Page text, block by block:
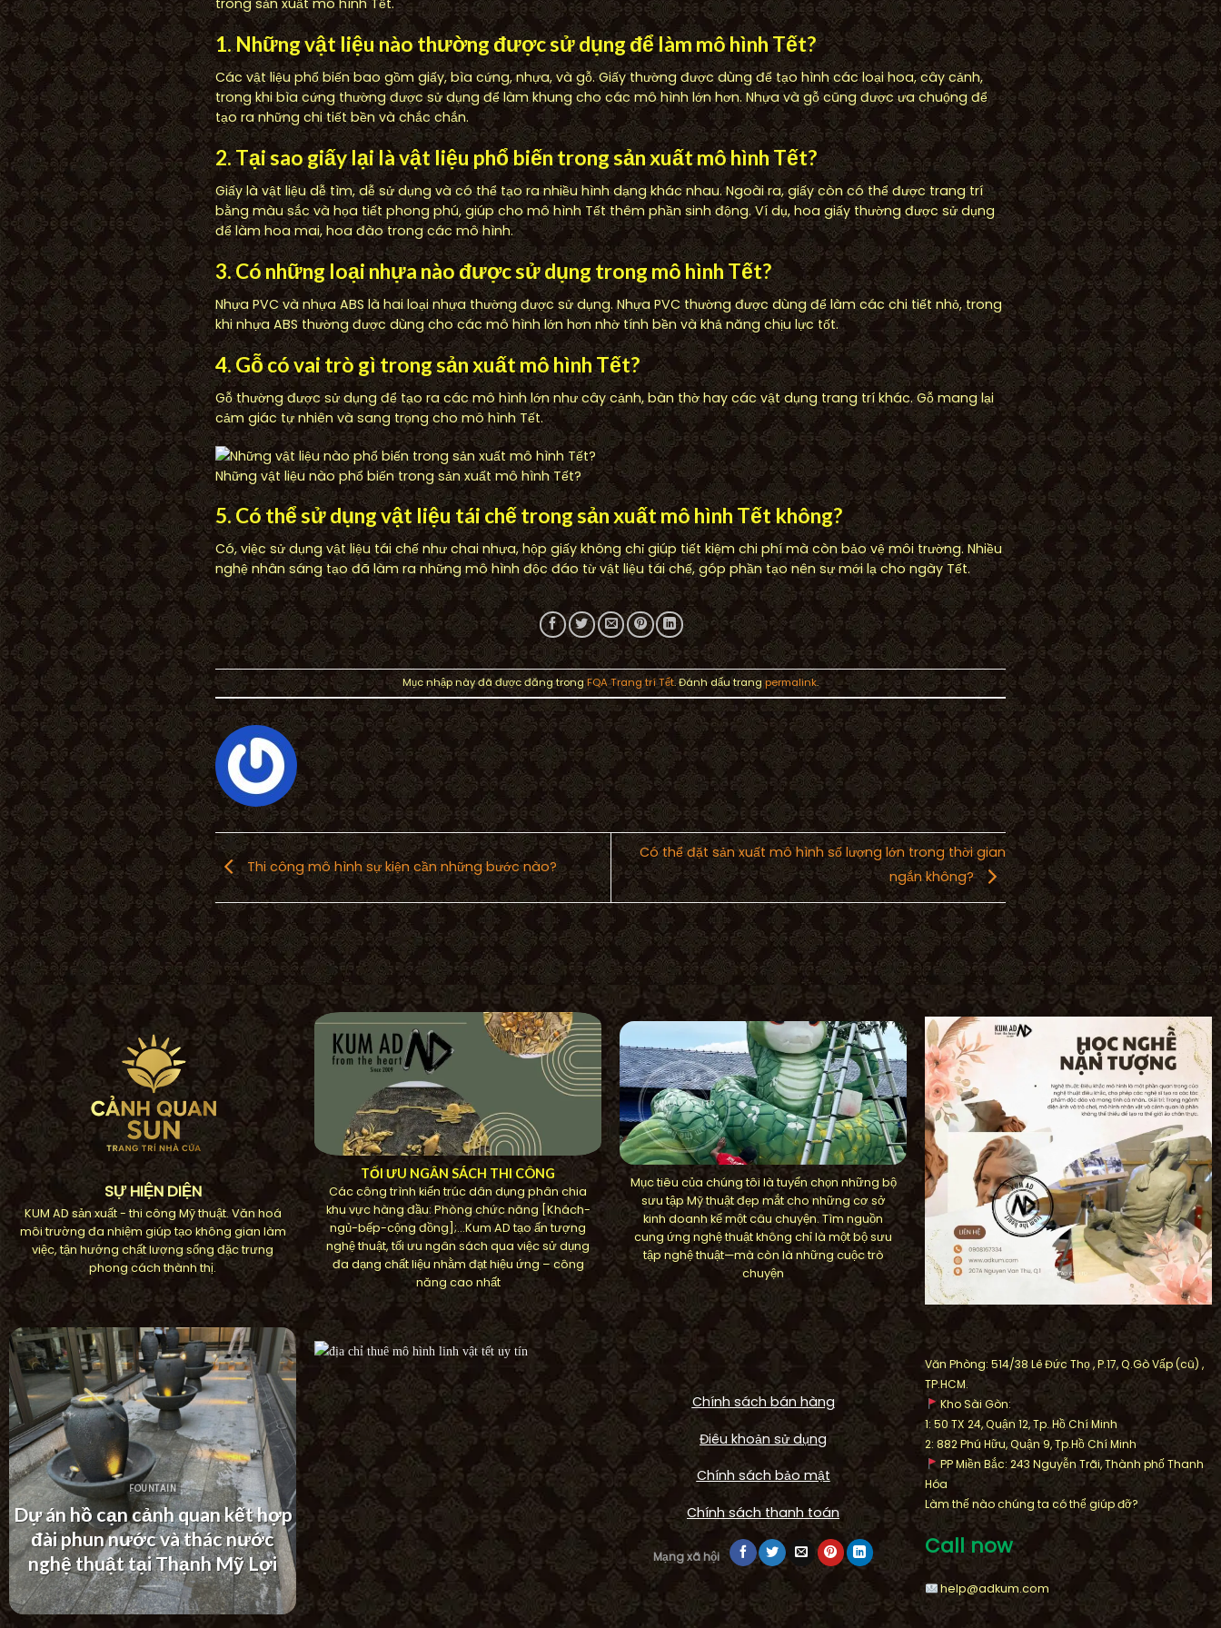
trong sản xuất mô hình Tết.
1. Những vật liệu nào thường được sử dụng để làm mô hình Tết?
Các vật liệu phổ biến bao gồm giấy, bìa cứng, nhựa, và gỗ. Giấy thường được dùng để tạo hình các loại hoa, cây cảnh,
trong khi bìa cứng thường được sử dụng để làm khung cho các mô hình lớn hơn. Nhựa và gỗ cũng được ưa chuộng để
tạo ra những chi tiết bền và chắc chắn.
2. Tại sao giấy lại là vật liệu phổ biến trong sản xuất mô hình Tết?
Giấy là vật liệu dễ tìm, dễ sử dụng và có thể tạo ra nhiều hình dạng khác nhau. Ngoài ra, giấy còn có thể được trang trí
bằng màu sắc và họa tiết phong phú, giúp cho mô hình Tết thêm phần sinh động. Ví dụ, hoa giấy thường được sử dụng
để làm hoa mai, hoa đào trong các mô hình.
3. Có những loại nhựa nào được sử dụng trong mô hình Tết?
Nhựa PVC và nhựa ABS là hai loại nhựa thường được sử dụng. Nhựa PVC thường được dùng để làm các chi tiết nhỏ, trong
khi nhựa ABS thường được dùng cho các mô hình lớn hơn nhờ tính bền và khả năng chịu lực tốt.
4. Gỗ có vai trò gì trong sản xuất mô hình Tết?
Gỗ thường được sử dụng để tạo ra các mô hình lớn như cây cảnh, bàn thờ hay các vật dụng trang trí khác. Gỗ mang lại
cảm giác tự nhiên và sang trọng cho mô hình Tết.
Những vật liệu nào phổ biến trong sản xuất mô hình Tết?
5. Có thể sử dụng vật liệu tái chế trong sản xuất mô hình Tết không?
Có, việc sử dụng vật liệu tái chế như chai nhựa, hộp giấy không chỉ giúp tiết kiệm chi phí mà còn bảo vệ môi trường. Nhiều
nghệ nhân sáng tạo đã làm ra những mô hình độc đáo từ vật liệu tái chế, góp phần tạo nên sự mới lạ cho ngày Tết.
Mục nhập này đã được đăng trongFQA Trang trí Tết. Đánh dấu trangpermalink.
Thi công mô hình sự kiện cần những bước nào?
Có thể đặt sản xuất mô hình số lượng lớn trong thời gian
ngắn không?
SỰ HIỆN DIỆN
KUM AD sản xuất - thi công Mỹ thuật. Văn hoá
môi trường đa nhiệm giúp tạo không gian làm
việc, tận hưởng chất lượng sống đặc trưng
phong cách thành thị.
TỐI ƯU NGÂN SÁCH THI CÔNG
Các công trình kiến ​​trúc dân dụng phân chia
khu vực hàng đầu: Phòng chức năng [Khách-
ngủ-bếp-cộng đồng];…Kum AD tạo ấn tượng
nghệ thuật, tối ưu ngân sách qua việc sử dụng
đa dạng chất liệu nhằm đạt hiệu ứng – công
năng cao nhất
Mục tiêu của chúng tôi là tuyển chọn những bộ
sưu tập Mỹ thuật đẹp mắt cho những cơ sở
kinh doanh kể một câu chuyện. Tìm nguồn
cung ứng nghệ thuật không chỉ là một bộ sưu
tập nghệ thuật—mà còn là những cuộc trò
chuyện
FOUNTAIN
Dự án thác nước tường hiện đại
tại Khu Dân Cư Hà Đô Villa
Tác phẩm phù điêu hoa Daisy nổi
3D tại Daisy House, Quận 2
FOUNTAIN
Công trình Arwork Artistic
waterfall cảnh quan khu biệt thự
Thạnh Mỹ Lợi, Cát Lái
FOUNTAIN
Thi Công Lu Nước Phong
Cao 1,5m Khu Biệt Thự
Sunflower Villa
Chính sách bán hàng
Điêu khoản sử dụng
Chính sách bảo mật
Chính sách thanh toán
Mạng xã hội
Văn Phòng: 514/38 Lê Đức Thọ , P.17, Q.Gò Vấp (cũ) ,
TP.HCM.
Kho Sài Gòn:
1: 50 TX 24, Quận 12, Tp. Hồ Chí Minh
2: 882 Phú Hữu, Quận 9, Tp.Hồ Chí Minh
PP Miền Bắc: 243 Nguyễn Trãi, Thành phố Thanh
Hóa
Làm thế nào chúng ta có thể giúp đỡ?
Call now
help@adkum.com